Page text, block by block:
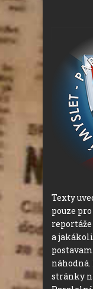
Texty
pouze
a
stránky